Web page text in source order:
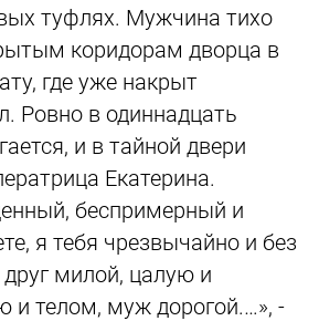
туфлях. Мужчина тихо
коридорам дворца в
где уже накрыт
Ровно в одиннадцать
и в тайной двери
Екатерина.
беспримерный и
я тебя чрезвычайно и без
милой, цалую и
телом, муж дорогой.…», -